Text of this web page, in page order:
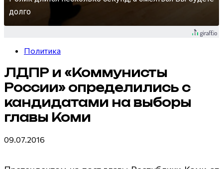
долго
Политика
ЛДПР и «Коммунисты
России» определились с
кандидатами на выборы
главы Коми
09.07.2016